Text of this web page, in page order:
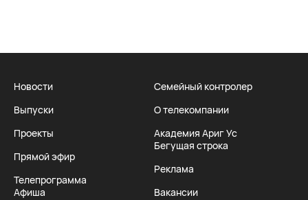
Новости
Выпуски
Проекты
Прямой эфир
Телепрограмма
Афиша
Семейный контролер
О телекомпании
Академия Ариг Ус
Бегущая строка
Реклама
Вакансии